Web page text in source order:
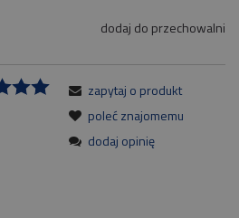
dodaj do przechowalni
zapytaj o produkt
poleć znajomemu
dodaj opinię